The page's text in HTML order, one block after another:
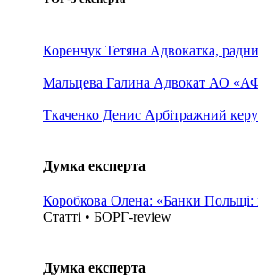
Коренчук Тетяна Адвокатка,
Мальцева Галина Адвокат АО
Ткаченко Денис Арбітражний
Думка експерта
Коробкова Олена: «Банки
Статті • БОРГ-review
Думка експерта